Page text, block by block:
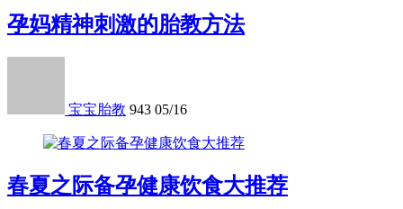
孕妈精神刺激的胎教方法
宝宝胎教 943 05/16
春夏之际备孕健康饮食大推荐